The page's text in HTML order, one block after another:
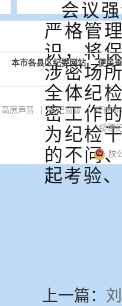
会议
严格管
识，将
涉密场
全体纪
密工作
为纪检
的不问
起考验
上一篇：
本市各县区纪委网站 便民
高层声音 执纪监督
纪律审
绥德
陕